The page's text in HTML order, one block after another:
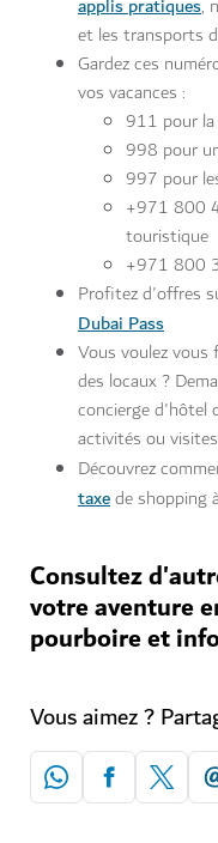
applis pratiques,
et les transports
Gardez ces
vos vacances :
911 pour
998 pour
997 pour
+971 800
touristique
+971 800
Profitez d'offres
Dubai Pass
Vous voulez vous
des locaux ?
concierge d'hôtel
activités ou
Découvrez
taxede shopping
Consultez
votre aventure
pourboire et
Vous aimez ?